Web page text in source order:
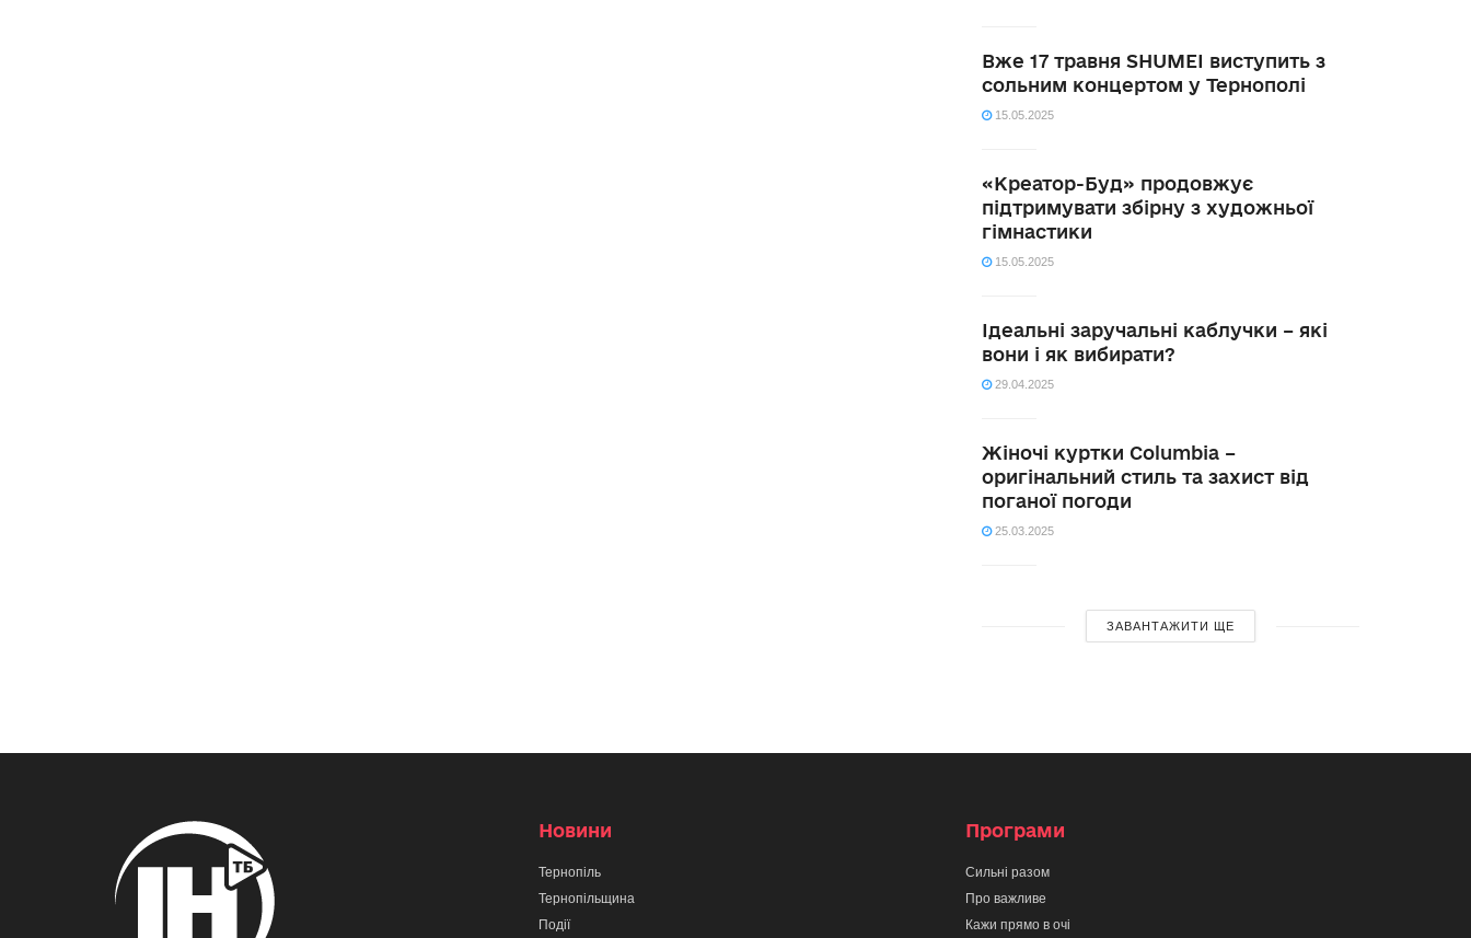
Вже 17 травня SHUMEI виступить з
сольним концертом у Тернополі
15.05.2025
«Креатор-Буд» продовжує
підтримувати збірну з художньої
гімнастики
15.05.2025
Ідеальні заручальні каблучки – які
вони і як вибирати?
29.04.2025
Жіночі куртки Columbia –
оригінальний стиль та захист від
поганої погоди
25.03.2025
ЗАВАНТАЖИТИ ЩЕ
Новини
Тернопіль
Тернопільщина
Події
Програми
Сильні разом
Про важливе
Кажи прямо в очі